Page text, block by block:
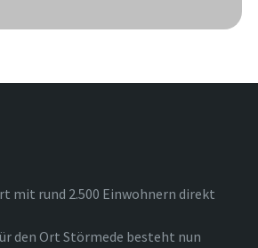
mit rund 2.500 Einwohnern direkt
den Ort Störmede besteht nun